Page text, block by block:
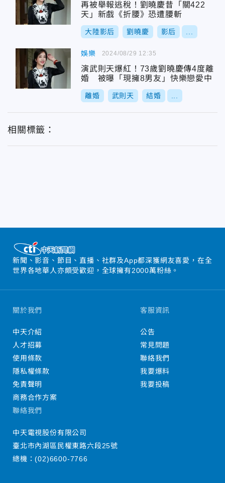
再被舉報逃稅！劉曉慶昔「關422
天」新戲《折腰》恐遭腰斬
大陸影后 劉曉慶 影后
娛樂
演武則天爆紅！73歲劉曉慶傳4度離
婚 被曝「現擁8男友」快樂戀愛中
離婚 武則天 結婚
2024/08/29 12:35
相關標籤：
新聞、影音、節目、直播、社群及App都深獲網友喜愛，在全
世界各地華人亦頗受歡迎，全球擁有2000萬粉絲。
關於我們
中天介紹
人才招募
使用條款
隱私權條款
免責聲明
商務合作方案
客服資訊
公告
常見問題
聯絡我們
我要爆料
我要投稿
聯絡我們
中天電視股份有限公司
臺北市內湖區民權東路六段25號
總機：(02)6600-7766